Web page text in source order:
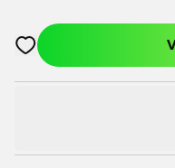
Åbner en Modal til at